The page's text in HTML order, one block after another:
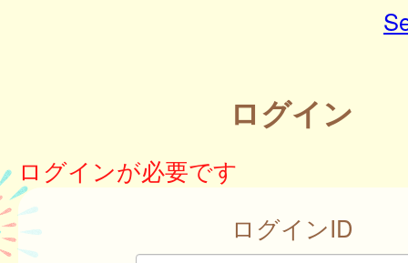
ログイン
ログインが必要です
ログインID